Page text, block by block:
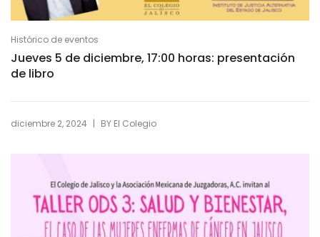
Histórico de eventos
Jueves 5 de diciembre, 17:00 horas: presentación
de libro
diciembre 2, 2024 | BY El Colegio